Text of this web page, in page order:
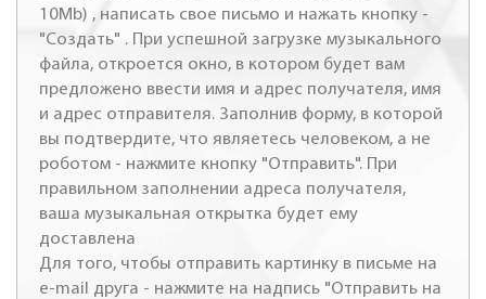
10Mb) , написать свое письмо и нажать кнопку -
"Создать" . При успешной загрузке музыкального
файла, откроется окно, в котором будет вам
предложено ввести имя и адрес получателя, имя
и адрес отправителя. Заполнив форму, в которой
вы подтвердите, что являетесь человеком, а не
роботом - нажмите кнопку "Отправить". При
правильном заполнении адреса получателя,
ваша музыкальная открытка будет ему
доставлена
Для того, чтобы отправить картинку в письме на
e-mail друга - нажмите на надпись "Отправить на